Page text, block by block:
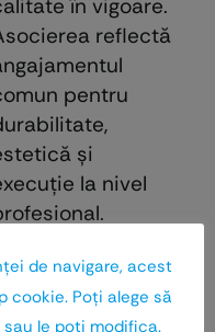
în vigoare.
reflectă
pentru
şi
la nivel
CONS GRUP
de navigare, acest
cookie. Poţi alege să
le poţi modifica.